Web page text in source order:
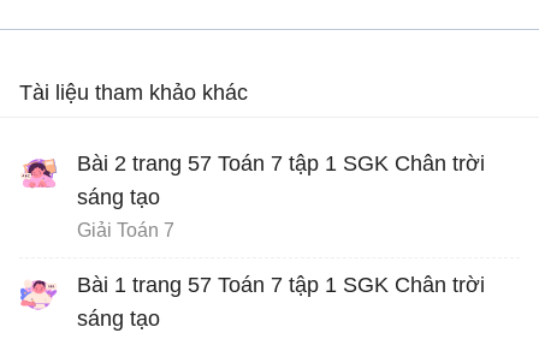
Tài liệu tham khảo khác
Bài 2 trang 57 Toán 7 tập 1 SGK Chân trời
sáng tạo
Giải Toán 7
Bài 1 trang 57 Toán 7 tập 1 SGK Chân trời
sáng tạo